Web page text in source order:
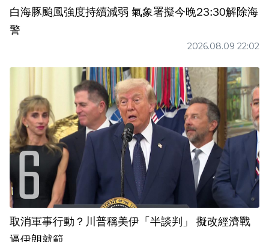
白海豚颱風強度持續減弱 氣象署擬今晚23:30解除海
警
2026.08.09 22:02
取消軍事行動？川普稱美伊「半談判」 擬改經濟戰